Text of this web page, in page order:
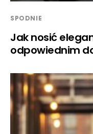
SPODNIE
Jak nosić
odpowiednim